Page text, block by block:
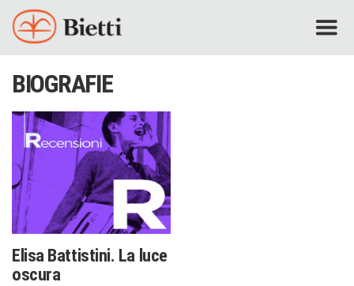
BIOGRAFIE
Elisa Battistini. La luce
oscura